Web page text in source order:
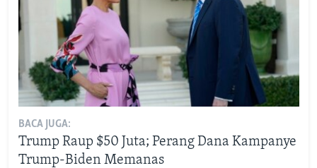
BACA JUGA:
Trump Raup $50 Juta; Perang Dana Kampanye
Trump-Biden Memanas